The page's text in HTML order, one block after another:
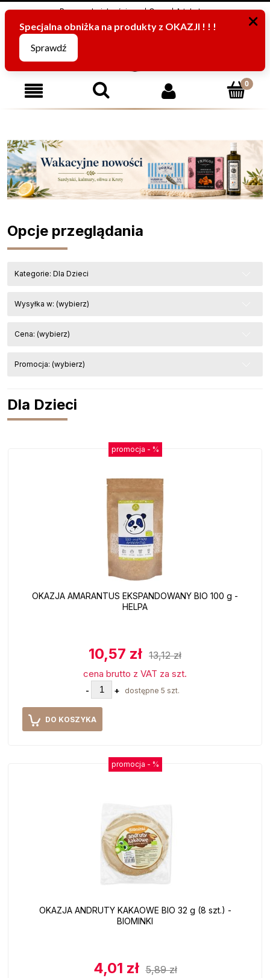
Program Lojalnościowy O nas Artykuły
795816067 (pn-pt od 8:00 -15:00)
Opcje przeglądania
Kategorie: Dla Dzieci
Wysyłka w: (wybierz)
Cena: (wybierz)
Promocja: (wybierz)
Dla Dzieci
OKAZJA AMARANTUS EKSPANDOWANY BIO 100 g -
HELPA
10,57 zł 13,12 zł
cena brutto z VAT za szt.
- + dostępne 5 szt.
DO KOSZYKA
promocja - %
OKAZJA ANDRUTY KAKAOWE BIO 32 g (8 szt.) -
BIOMINKI
4,01 zł 5,89 zł
promocja - %